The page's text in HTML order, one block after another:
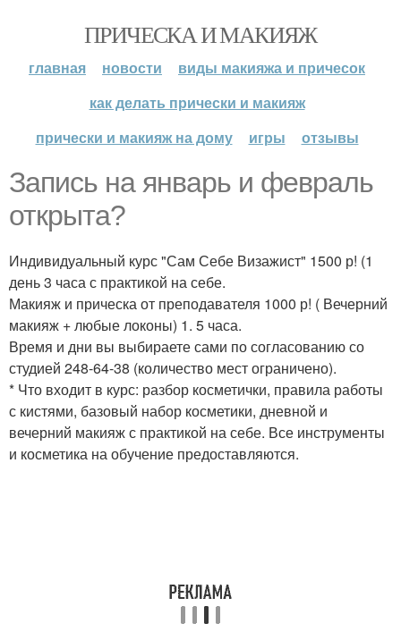
ПРИЧЕСКА И МАКИЯЖ
главная новости
виды макияжа и причесок
как делать прически и макияж
прически и макияж на дому
игры отзывы
Запись на январь и февраль
открыта?
Индивидуальный курс "Сам Себе Визажист" 1500 р! (1
день 3 часа с практикой на себе.
Макияж и прическа от преподавателя 1000 р! ( Вечерний
макияж + любые локоны) 1. 5 часа.
Время и дни вы выбираете сами по согласованию со
студией 248-64-38 (количество мест ограничено).
* Что входит в курс: разбор косметички, правила работы
с кистями, базовый набор косметики, дневной и
вечерний макияж с практикой на себе. Все инструменты
и косметика на обучение предоставляются.